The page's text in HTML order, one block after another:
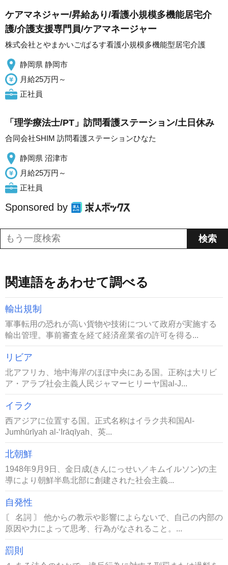
ケアマネジャー/昇給あり/看護小規模多機能居宅介
護/介護支援専門員/ケアマネージャー
株式会社とやまかいご/ぱるす看護小規模多機能型居宅介護
静岡県 静岡市
月給25万円～
正社員
「理学療法士/PT」訪問看護ステーション/土日休み
合同会社SHIM 訪問看護ステーションひなた
静岡県 沼津市
月給25万円～
正社員
Sponsored by
関連語をあわせて調べる
輸出規制
軍事転用の恐れが高い貨物や技術について政府が実施する
輸出管理。事前審査を経て経済産業省の許可を得る...
リビア
北アフリカ、地中海岸のほぼ中央にある国。正称は大リビ
ア・アラブ社会主義人民ジャマーヒリーヤ国al-J...
イラク
西アジアに位置する国。正式名称はイラク共和国Al-
Jumhūrīyah al-‘Irāqīyah、英...
北朝鮮
1948年9月9日、金日成(きんにっせい／キムイルソン)の主
導により朝鮮半島北部に創建された社会主義...
自発性
〘 名詞 〙 他からの教示や影響によらないで、自己の内部の
原因や力によって思考、行為がなされること。...
罰則